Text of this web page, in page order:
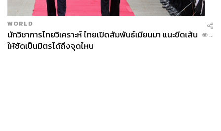
WORLD
นักวิชาการไทยวิเคราะห์ ไทยเปิดสัมพันธ์เมียนมา แนะขีดเส้น
ให้ชัดเป็นมิตรได้ถึงจุดไหน
...